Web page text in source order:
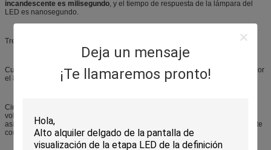
Deja un mensaje
¡Te llamaremos pronto!
incandescente es milisegundo, y el tiempo de respuesta de la lámpara del
LED es nanosegundo.
Tres, estabilidad: 100 mil horas, decaimiento inicial de siguiente del 20%.
Cuatro, funcionamiento: el consumo de energía incandescente es reducido por
el 80% cuando.
Cinco, voltaje: El LED el uso de la fuente de alimentación de baja tensión,
voltaje de fuente de alimentación entre 6-24V, según los diversos productos,
así que él es un más seguro que el uso de la fuente de tensión, especialmente
conveniente para los lugares públicos.